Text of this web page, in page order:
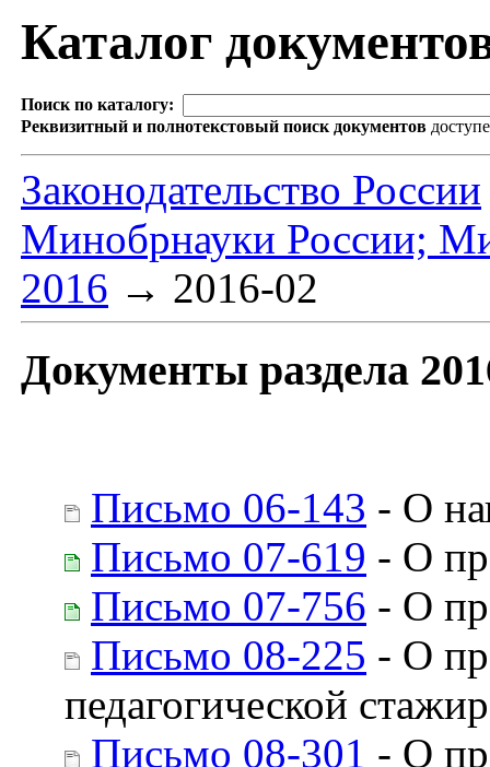
Каталог
Поиск по каталогу:
Реквизитный и полнотекстовый поиск документов
Законодательство России
Минобрнауки России;
2016 → 2016-02
Документы раздела
Письмо 06-143 - О
Письмо 07-619 - О
Письмо 07-756 - О
Письмо 08-225 - О
педагогической
Письмо 08-301 - О